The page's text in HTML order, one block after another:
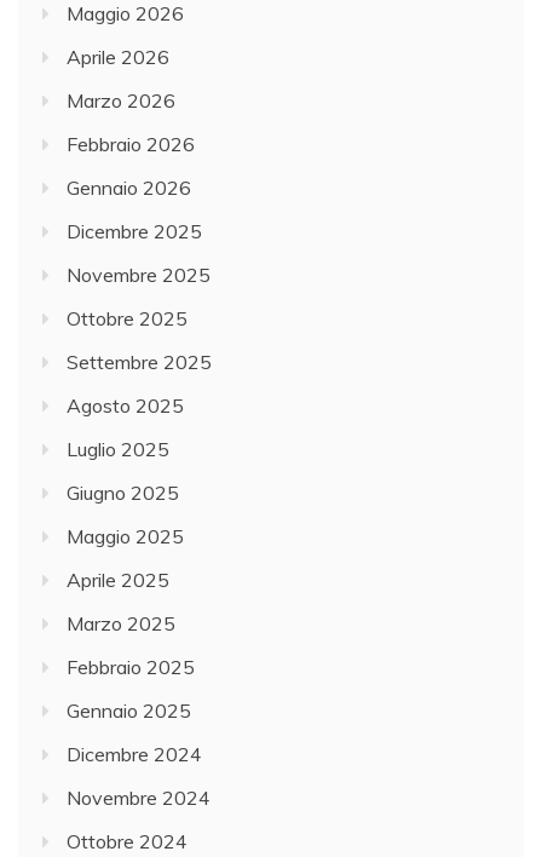
Maggio 2026
Aprile 2026
Marzo 2026
Febbraio 2026
Gennaio 2026
Dicembre 2025
Novembre 2025
Ottobre 2025
Settembre 2025
Agosto 2025
Luglio 2025
Giugno 2025
Maggio 2025
Aprile 2025
Marzo 2025
Febbraio 2025
Gennaio 2025
Dicembre 2024
Novembre 2024
Ottobre 2024